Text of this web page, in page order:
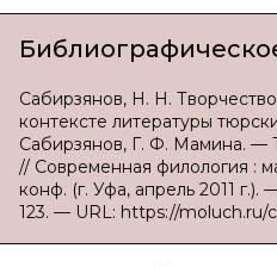
Сабирзянов, Н. Н.
контексте литературы
Сабирзянов, Г. Ф. Мамина. —
// Современная филология :
конф. (г. Уфа, апрель 2011
123. — URL: https://moluch.ru/